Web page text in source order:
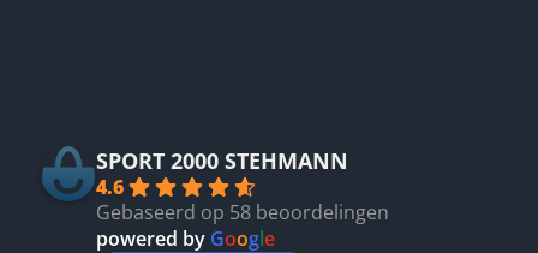
SPORT 2000 STEHMANN
4.6
Gebaseerd op 58 beoordelingen
powered by Google